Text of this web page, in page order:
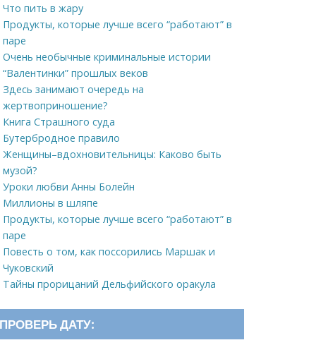
Что пить в жару
Продукты, которые лучше всего “работают” в
паре
Очень необычные криминальные истории
“Валентинки” прошлых веков
Здесь занимают очередь на
жертвоприношение?
Книга Страшного суда
Бутербродное правило
Женщины–вдохновительницы: Каково быть
музой?
Уроки любви Анны Болейн
Миллионы в шляпе
Продукты, которые лучше всего “работают” в
паре
Повесть о том, как поссорились Маршак и
Чуковский
Тайны прорицаний Дельфийского оракула
ПРОВЕРЬ ДАТУ: